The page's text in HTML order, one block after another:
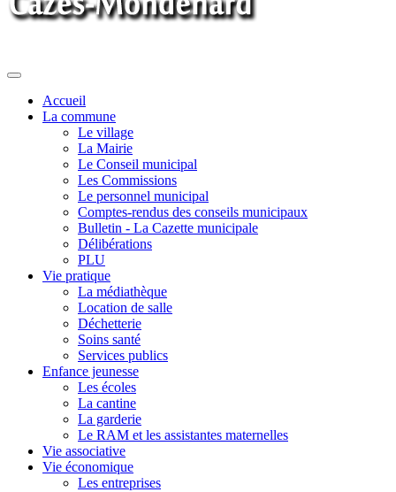
Toggle
navigationAccueil
La commune
Le village
La Mairie
Le Conseil municipal
Les Commissions
Le personnel municipal
Comptes-rendus des conseils municipaux
Bulletin - La Cazette municipale
Délibérations
PLU
Vie pratique
La médiathèque
Location de salle
Déchetterie
Soins santé
Services publics
Enfance jeunesse
Les écoles
La cantine
La garderie
Le RAM et les assistantes maternelles
Vie associative
Vie économique
Les entreprises